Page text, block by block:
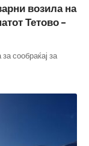
возила на
Тетово –
сообраќај за